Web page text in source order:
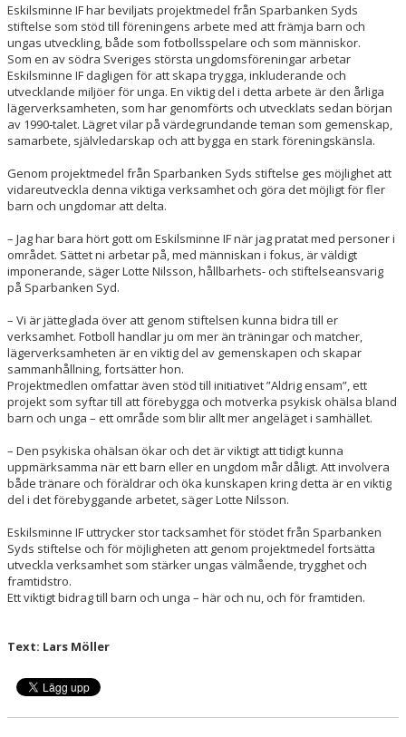
MEDLEMSKAP
ESKILS LOVFOTBOLL
BILJETTER
MEDLEMSFÖRMÅNER
Eskilsminne IF har beviljats projektmedel från Sparbanken Syds
stiftelse som stöd till föreningens arbete med att främja barn och
ungas utveckling, både som fotbollsspelare och som människor.
Som en av södra Sveriges största ungdomsföreningar arbetar
Eskilsminne IF dagligen för att skapa trygga, inkluderande och
utvecklande miljöer för unga. En viktig del i detta arbete är den årliga
lägerverksamheten, som har genomförts och utvecklats sedan början
av 1990‑talet. Lägret vilar på värdegrundande teman som gemenskap,
samarbete, självledarskap och att bygga en stark föreningskänsla.
Genom projektmedel från Sparbanken Syds stiftelse ges möjlighet att
vidareutveckla denna viktiga verksamhet och göra det möjligt för fler
barn och ungdomar att delta.
– Jag har bara hört gott om Eskilsminne IF när jag pratat med personer i
området. Sättet ni arbetar på, med människan i fokus, är väldigt
imponerande, säger Lotte Nilsson, hållbarhets- och stiftelseansvarig
på Sparbanken Syd.
– Vi är jätteglada över att genom stiftelsen kunna bidra till er
verksamhet. Fotboll handlar ju om mer än träningar och matcher,
lägerverksamheten är en viktig del av gemenskapen och skapar
sammanhållning, fortsätter hon.
Projektmedlen omfattar även stöd till initiativet ”Aldrig ensam”, ett
projekt som syftar till att förebygga och motverka psykisk ohälsa bland
barn och unga – ett område som blir allt mer angeläget i samhället.
– Den psykiska ohälsan ökar och det är viktigt att tidigt kunna
uppmärksamma när ett barn eller en ungdom mår dåligt. Att involvera
både tränare och föräldrar och öka kunskapen kring detta är en viktig
del i det förebyggande arbetet, säger Lotte Nilsson.
Eskilsminne IF uttrycker stor tacksamhet för stödet från Sparbanken
Syds stiftelse och för möjligheten att genom projektmedel fortsätta
utveckla verksamhet som stärker ungas välmående, trygghet och
framtidstro.
Ett viktigt bidrag till barn och unga – här och nu, och för framtiden.
Text: Lars Möller